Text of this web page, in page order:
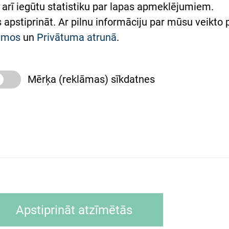
Східної лікарні
з Україною
iegūtu statistiku par lapas apmeklējumiem.
Ar pilnu informāciju par mūsu veikto
un Privātuma atrunā.
Mērķa (reklāmas) sīkdatnes
tīmekļa pārlūkprogramma (piemēram, Internet,
Apstiprināt atzīmētās